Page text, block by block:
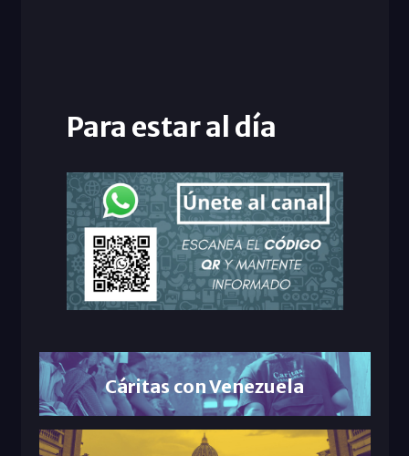
Para estar al día
Cáritas con Venezuela